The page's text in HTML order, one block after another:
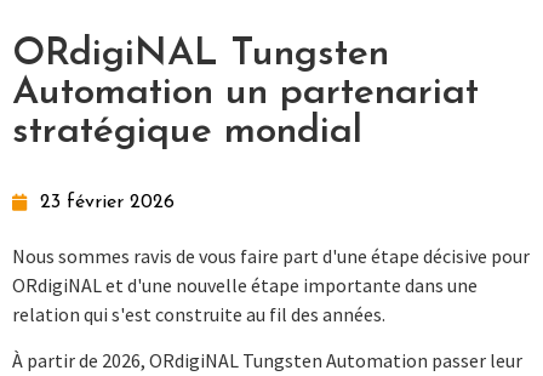
ORdigiNAL Tungsten
Automation un partenariat
stratégique mondial
23 février 2026
Nous sommes ravis de vous faire part d'une étape décisive pour
ORdigiNAL et d'une nouvelle étape importante dans une
relation qui s'est construite au fil des années.
À partir de 2026, ORdigiNAL Tungsten Automation passer leur